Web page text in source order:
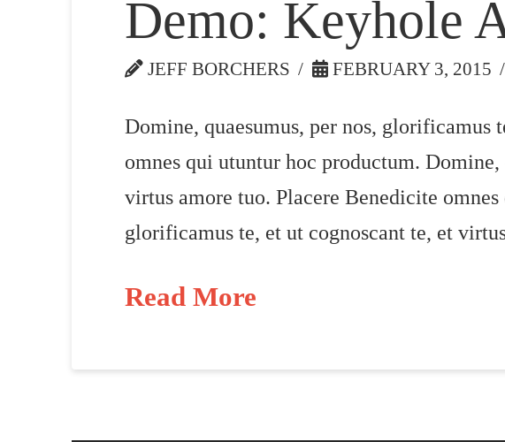
Demo: Keyhole
JEFF BORCHERS FEBRUARY 3, 2015
Domine, quaesumus, per nos, glorificamus
omnes qui utuntur hoc productum.
virtus amore tuo. Placere Benedicite
glorificamus te, et ut cognoscant te, et
Read More